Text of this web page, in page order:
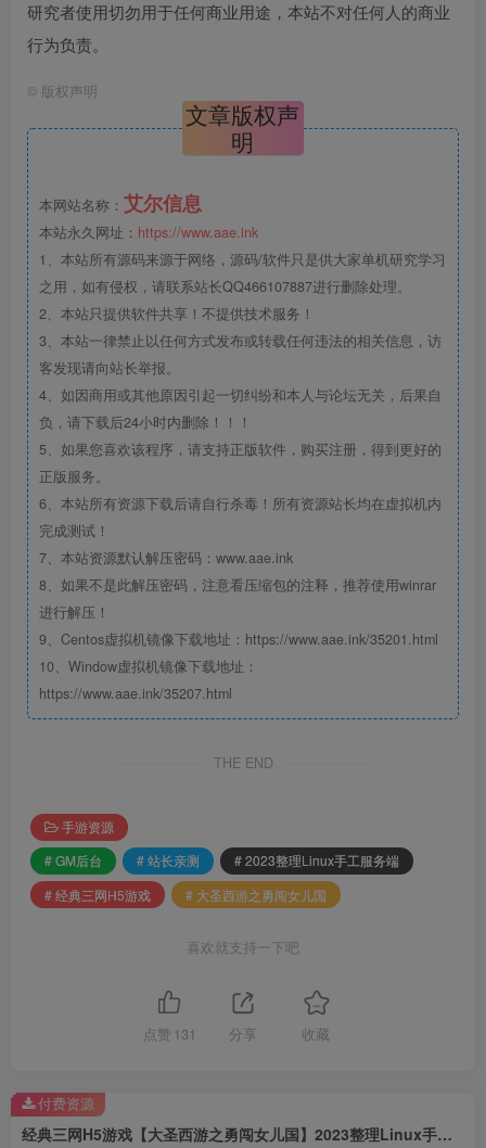
研究者使用切勿用于任何商业用途，本站不对任何人的商业
行为负责。
© 版权声明
文章版权声
明
本网站名称： 艾尔信息
本站永久网址： https://www.aae.ink
1、本站所有源码来源于网络，源码/软件只是供大家单机研究学习
之用，如有侵权，请联系站长QQ466107887进行删除处理。
2、本站只提供软件共享！不提供技术服务！
3、本站一律禁止以任何方式发布或转载任何违法的相关信息，访
客发现请向站长举报。
4、如因商用或其他原因引起一切纠纷和本人与论坛无关，后果自
负，请下载后24小时内删除！！！
5、如果您喜欢该程序，请支持正版软件，购买注册，得到更好的
正版服务。
6、本站所有资源下载后请自行杀毒！所有资源站长均在虚拟机内
完成测试！
7、本站资源默认解压密码：www.aae.ink
8、如果不是此解压密码，注意看压缩包的注释，推荐使用winrar
进行解压！
9、Centos虚拟机镜像下载地址：https://www.aae.ink/35201.html
10、Window虚拟机镜像下载地址：
https://www.aae.ink/35207.html
THE END
手游资源
# GM后台
# 站长亲测
# 2023整理Linux手工服务端
# 经典三网H5游戏
# 大圣西游之勇闯女儿国
喜欢就支持一下吧
点赞 131 分享 收藏
经典三网H5游戏【大圣西游之勇闯女儿国】2023整理Linux手工服务端+GM后台【站长亲测】
付费资源